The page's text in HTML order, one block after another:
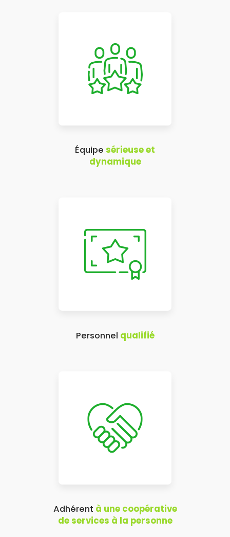
Équipe sérieuse et
dynamique
Personnel qualifié
Adhérent à une coopérative
de services à la personne